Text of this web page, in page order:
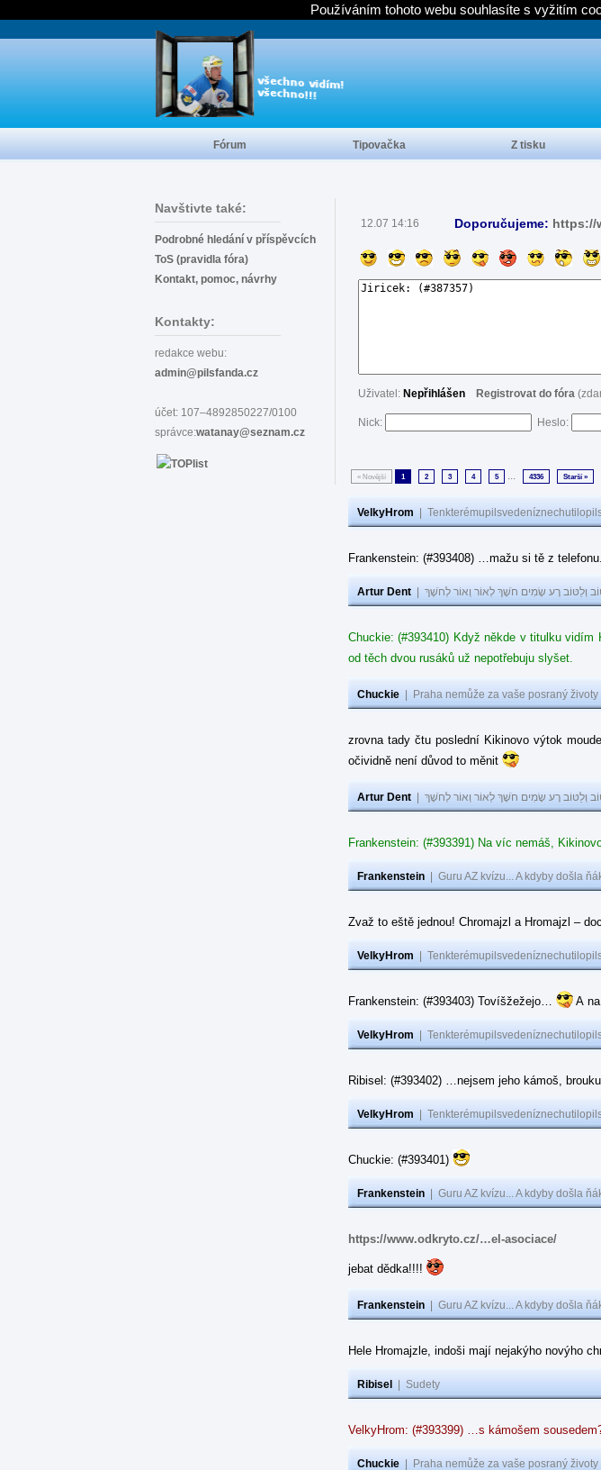
Navštivte také:
Podrobné hledání v příspěvcích
ToS (pravidla fóra)
Kontakt, pomoc, návrhy
Kontakty:
redakce webu:
admin@pilsfanda.cz
účet: 107–4892850227/0100
správce:watanay@seznam.cz
12.07 14:16 Doporučujeme: https://
Uživatel: Nepřihlášen Registrovat do fóra
Nick: Heslo:
« Novější 1 2 3 4 5 ... 4336 Starší »
VelkyHrom
Frankenstein: (#393408) …mažu si tě z
Artur Dent וְלַטּוֹב רָע שָׂמִים חֹשֶׁךְ לְאוֹר וְאוֹר לְחֹשֶׁךְ
Chuckie: (#393410) Když někde v titulku
od těch dvou rusáků už nepotřebuju slyšet.
Chuckie Praha nemůže za vaše posraný životy
zrovna tady čtu poslední Kikinovo výtok
očividně není důvod to měnit
Artur Dent וְלַטּוֹב רָע שָׂמִים חֹשֶׁךְ לְאוֹר וְאוֹר לְחֹשֶׁךְ
Frankenstein: (#393391) Na víc nemáš,
Frankenstein Guru AZ kvízu... A kdyby došla
Zvaž to eště jednou! Chromajzl a Hromajzl –
VelkyHrom
Frankenstein: (#393403) Tovíšžežejo… A
VelkyHrom
Ribisel: (#393402) …nejsem jeho kámoš,
VelkyHrom
Chuckie: (#393401)
Frankenstein Guru AZ kvízu... A kdyby došla
https://www.odkryto.cz/…el-asociace/
jebat dědka!!!!
Frankenstein Guru AZ kvízu... A kdyby došla
Hele Hromajzle, indoši mají nejakýho novýho
Ribisel Sudety
VelkyHrom: (#393399) …s kámošem
Chuckie Praha nemůže za vaše posraný životy
Fórum Tipovačka Z tisku
Používáním tohoto webu souhlasíte s vyžitím